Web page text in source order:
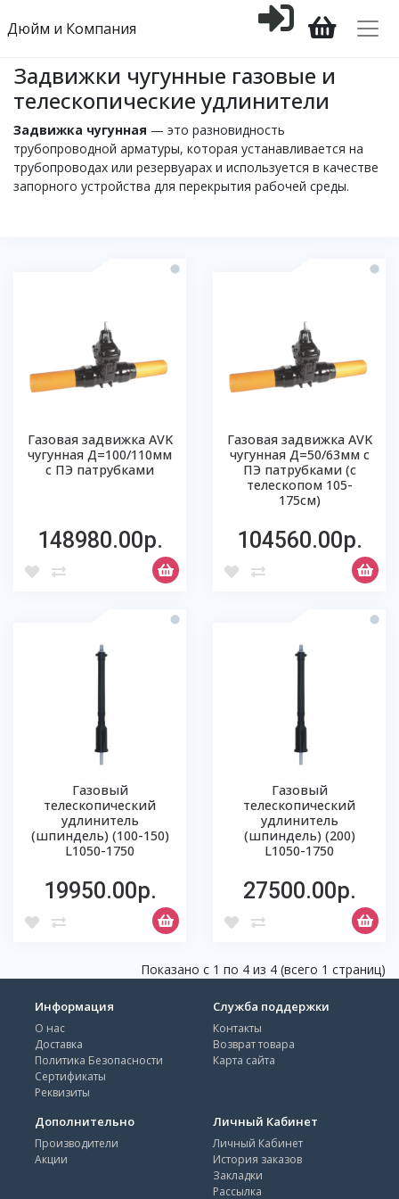
Дюйм и Компания
Задвижки чугунные газовые и
телескопические удлинители
Задвижка чугунная — это разновидность
трубопроводной арматуры, которая устанавливается на
трубопроводах или резервуарах и используется в качестве
запорного устройства для перекрытия рабочей среды.
Газовая задвижка AVK
чугунная Д=100/110мм
с ПЭ патрубками
148980.00р.
Газовая задвижка AVK
чугунная Д=50/63мм с
ПЭ патрубками (с
телескопом 105-
175см)
104560.00р.
Газовый
телескопический
удлинитель
(шпиндель) (100-150)
L1050-1750
19950.00р.
Газовый
телескопический
удлинитель
(шпиндель) (200)
L1050-1750
27500.00р.
Показано с 1 по 4 из 4 (всего 1 страниц)
Информация
О нас
Доставка
Политика Безопасности
Сертификаты
Реквизиты
Служба поддержки
Контакты
Возврат товара
Карта сайта
Дополнительно
Производители
Акции
Личный Кабинет
Личный Кабинет
История заказов
Закладки
Рассылка